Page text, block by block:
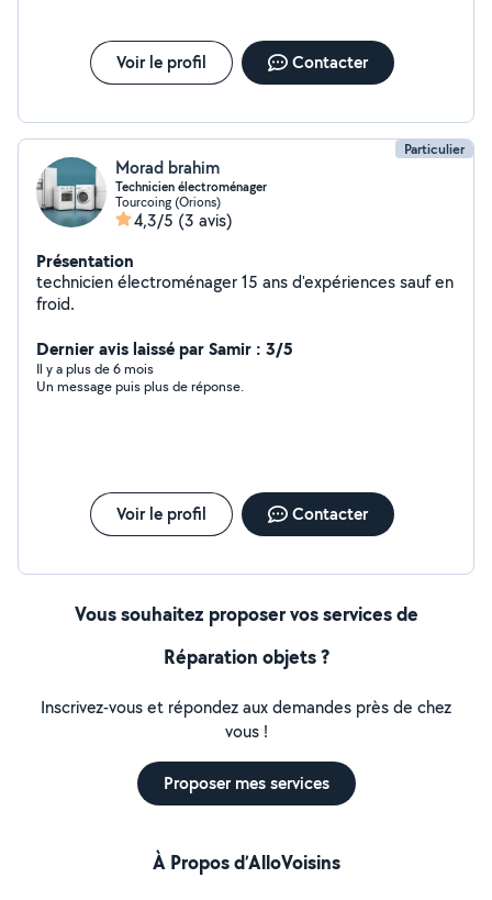
Voir le profil Contacter
Particulier
Morad brahim
Technicien électroménager
Tourcoing (Orions)
4,3/5 (3 avis)
Présentation
technicien électroménager 15 ans d'expériences sauf en
froid.
Dernier avis laissé par Samir : 3/5
Il y a plus de 6 mois
Un message puis plus de réponse.
Voir le profil Contacter
Vous souhaitez proposer vos services de
Réparation objets ?
Inscrivez-vous et répondez aux demandes près de chez
vous !
Proposer mes services
À Propos d’AlloVoisins